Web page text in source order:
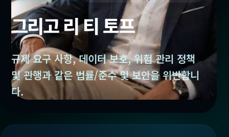
그리고 리 티 토프
규제 요구 사항, 데이터 보호, 위험 관리 정책
및 관행과 같은 법률/준수 및 보안을 위반합니
다.